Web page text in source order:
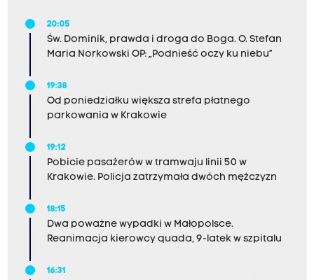
20:05
Św. Dominik, prawda i droga do Boga. O. Stefan
Maria Norkowski OP: „Podnieść oczy ku niebu”
19:38
Od poniedziałku większa strefa płatnego
parkowania w Krakowie
19:12
Pobicie pasażerów w tramwaju linii 50 w
Krakowie. Policja zatrzymała dwóch mężczyzn
18:15
Dwa poważne wypadki w Małopolsce.
Reanimacja kierowcy quada, 9-latek w szpitalu
16:31